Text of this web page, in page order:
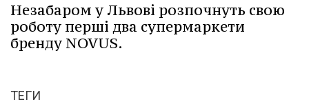
Незабаром у Львові розпочнуть свою
роботу перші два супермаркети
бренду NOVUS.
ТЕГИ